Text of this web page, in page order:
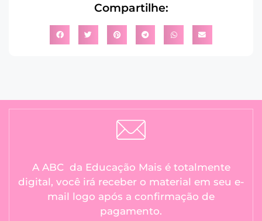
Compartilhe:
A ABC da Educação Mais é totalmente
digital, você irá receber o material em seu e-
mail logo após a confirmação de
pagamento.